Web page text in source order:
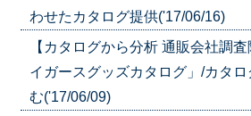
わせたカタログ提供('17/06/16)
【カタログから分析 通販会社調
イガースグッズカタログ」/カタ
む('17/06/09)